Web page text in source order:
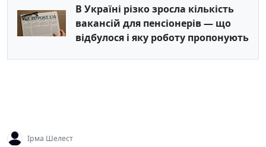
В Україні різко зросла кількість
вакансій для пенсіонерів — що
відбулося і яку роботу пропонують
Ірма Шелест